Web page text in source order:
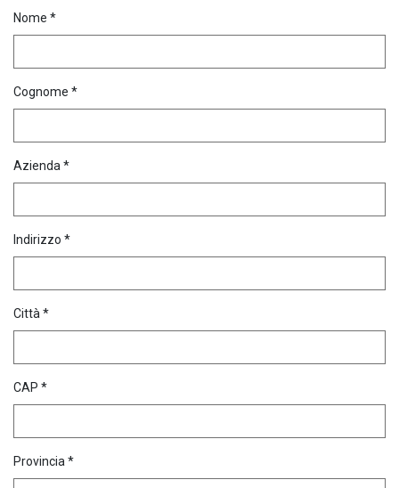
Nome *
Cognome *
Azienda *
Indirizzo *
Città *
CAP *
Provincia *